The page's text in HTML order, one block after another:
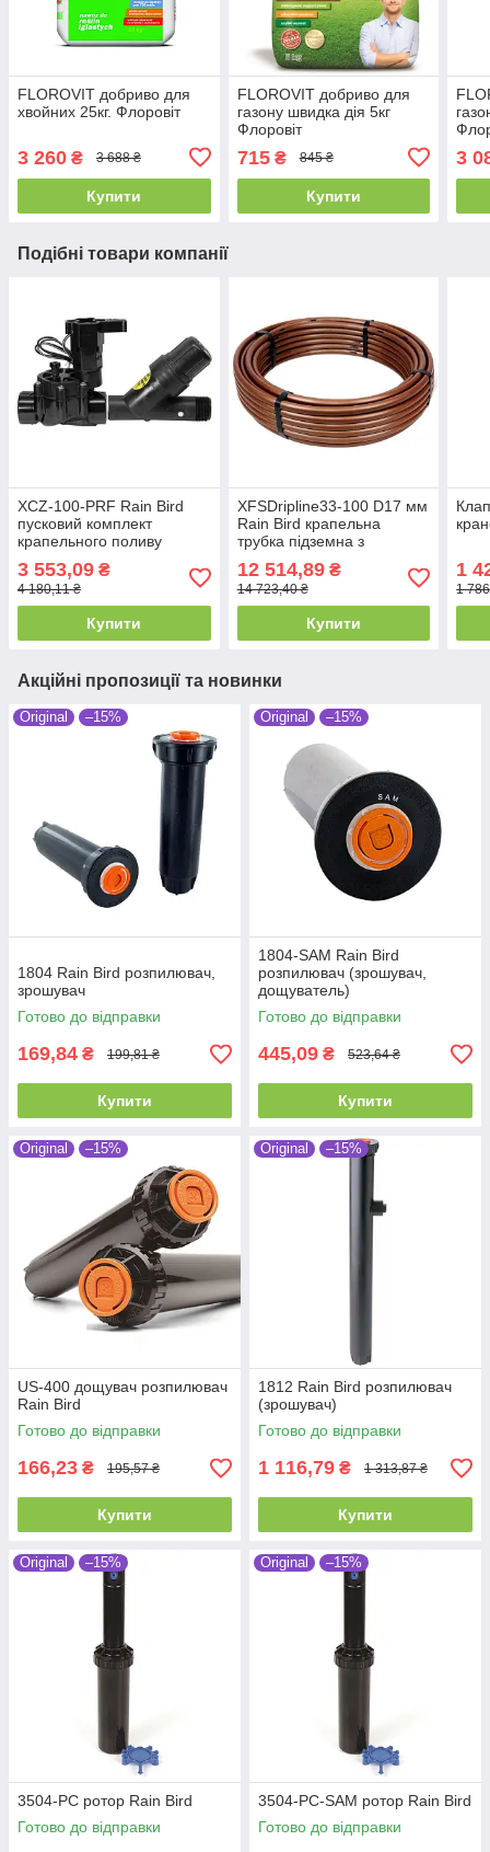
FLOROVIT добриво для
хвойних 25кг. Флоровіт
3 260 ₴ 3 688 ₴
Купити
FLOROVIT добриво для
газону швидка дія 5кг
Флоровіт
715₴ 845 ₴
Купити
3
Подібні товари компанії
XCZ-100-PRF Rain Bird
пусковий комплект
крапельного поливу
3 553,09 ₴
4 180,11 ₴
Купити
XFSDripline33-100 D17 мм
Rain Bird крапельна
трубка підземна з
компенсацією 100м
12 514,89₴
14 723,40 ₴
Купити
1
1
Акційні пропозиції та новинки
Original –15%
1804 Rain Bird розпилювач,
зрошувач
Готово до відправки
169,84 ₴ 199,81 ₴
Купити
Original –15%
1804-SAM Rain Bird
розпилювач (зрошувач,
дощуватель)
Готово до відправки
445,09 ₴ 523,64 ₴
Купити
Original –15%
US-400 дощувач розпилювач
Rain Bird
Готово до відправки
166,23 ₴ 195,57 ₴
Купити
Original –15%
1812 Rain Bird розпилювач
(зрошувач)
Готово до відправки
1 116,79 ₴ 1 313,87 ₴
Купити
Original –15%
3504-PC ротор Rain Bird
Готово до відправки
Original –15%
3504-PC-SAM ротор Rain Bird
Готово до відправки